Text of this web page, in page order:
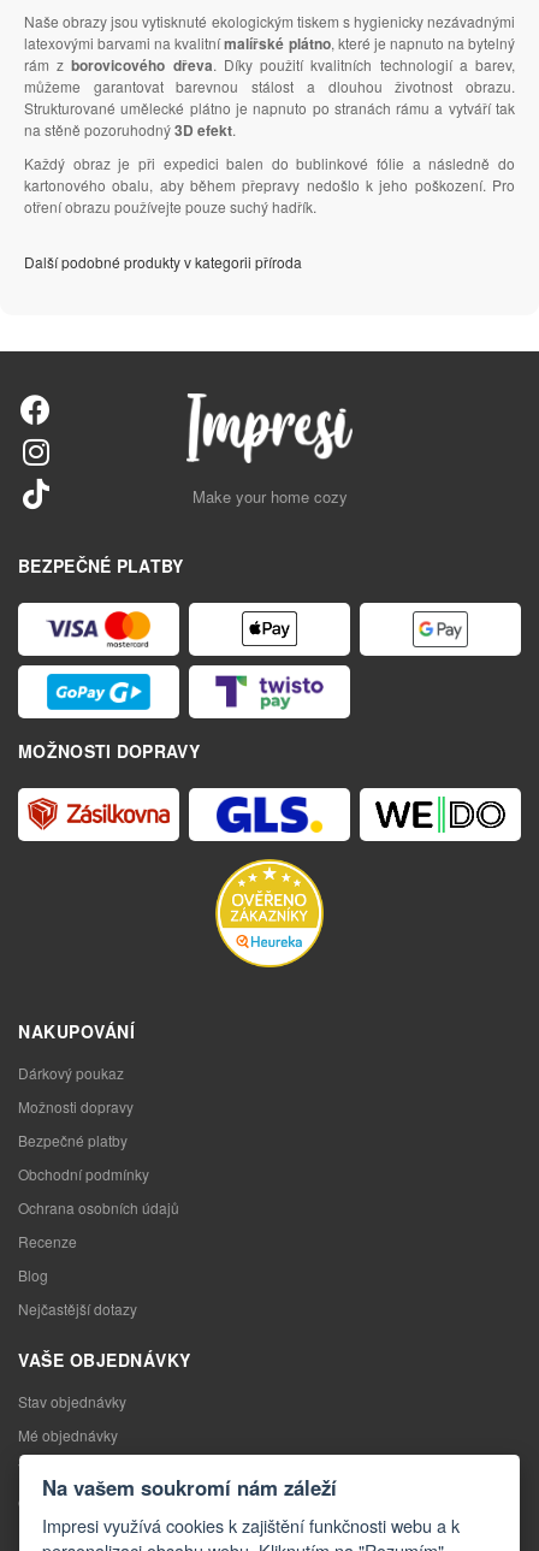
Naše obrazy jsou vytisknuté ekologickým tiskem s hygienicky nezávadnými
latexovými barvami na kvalitnímalířské plátno, které je napnuto na bytelný
rám zborovicového dřeva. Díky použití kvalitních technologií a barev,
můžeme garantovat barevnou stálost a dlouhou životnost obrazu.
Strukturované umělecké plátno je napnuto po stranách rámu a vytváří tak
na stěně pozoruhodný3D efekt.
Každý obraz je při expedici balen do bublinkové fólie a následně do
kartonového obalu, aby během přepravy nedošlo k jeho poškození. Pro
otření obrazu používejte pouze suchý hadřík.
Další podobné produkty v kategorii příroda
Make your home cozy
BEZPEČNÉ PLATBY
MOŽNOSTI DOPRAVY
NAKUPOVÁNÍ
Dárkový poukaz
Možnosti dopravy
Bezpečné platby
Obchodní podmínky
Ochrana osobních údajů
Recenze
Blog
Nejčastější dotazy
VAŠE OBJEDNÁVKY
Stav objednávky
Mé objednávky
Výměna zboží
Odstoupení od kupní smlouvy
Reklamace
Na vašem soukromí nám záleží
Impresi využívá cookies k zajištění funkčnosti webu a k